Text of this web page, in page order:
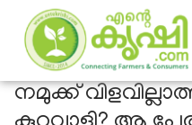
നമുക്ക്